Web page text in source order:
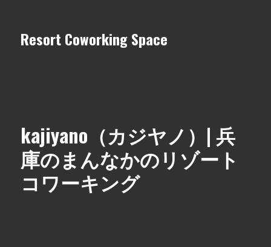
Resort Coworking Space
kajiyano（カジヤノ）| 兵
庫のまんなかのリゾート
コワーキング